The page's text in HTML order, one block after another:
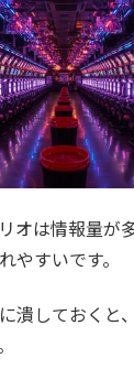
オは情報量が
やすいです。
潰しておくと